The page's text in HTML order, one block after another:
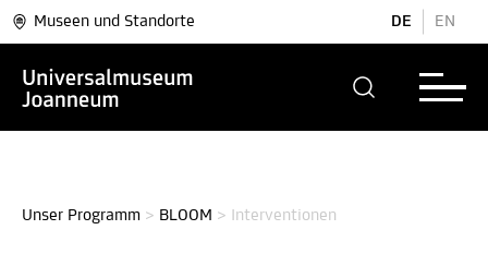
Museen und Standorte DE EN
Unser Programm > BLOOM > Interventionen